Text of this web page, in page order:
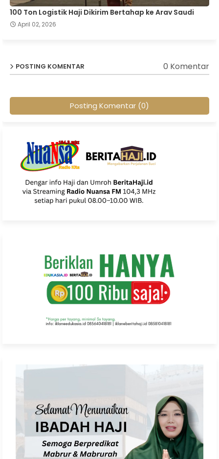
100 Ton Logistik Haji Dikirim Bertahap ke Arav Saudi
April 02, 2026
POSTING KOMENTAR 0 Komentar
Posting Komentar (0)